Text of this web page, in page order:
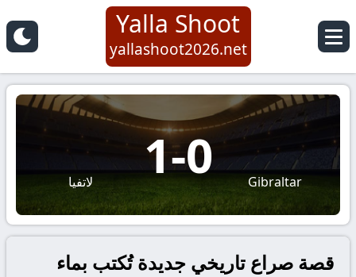
Yalla Shoot
yallashoot2026.net
Gibraltar
0
-
1 لاتفيا
قصة صراع تاريخي جديدة تُكتب بماء